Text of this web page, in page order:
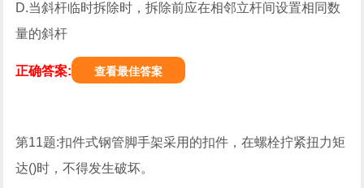
D.当斜杆临时拆除时，拆除前应在相邻立杆间设置相同数
量的斜杆
正确答案: 查看最佳答案
第11题:扣件式钢管脚手架采用的扣件，在螺栓拧紧扭力矩
达()时，不得发生破坏。